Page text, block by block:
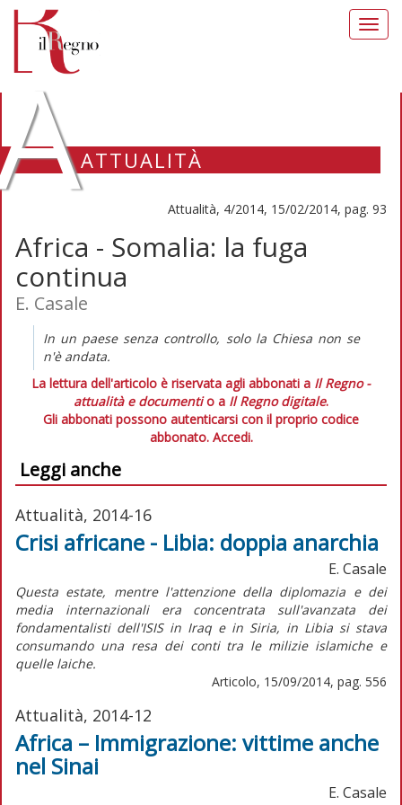
ATTUALITÀ
Attualità, 4/2014, 15/02/2014, pag. 93
Africa - Somalia: la fuga
continua
E. Casale
In un paese senza controllo, solo la Chiesa non se
n'è andata.
La lettura dell'articolo è riservata agli abbonati a Il Regno -
attualità e documentio a Il Regno digitale.
Gli abbonati possono autenticarsi con il proprio codice
abbonato. Accedi.
Leggi anche
Attualità, 2014-16
Crisi africane - Libia: doppia anarchia
E. Casale
Questa estate, mentre l'attenzione della diplomazia e dei
media internazionali era concentrata sull'avanzata dei
fondamentalisti dell'ISIS in Iraq e in Siria, in Libia si stava
consumando una resa dei conti tra le milizie islamiche e
quelle laiche.
Articolo, 15/09/2014, pag. 556
Attualità, 2014-12
Africa – Immigrazione: vittime anche
nel Sinai
E. Casale